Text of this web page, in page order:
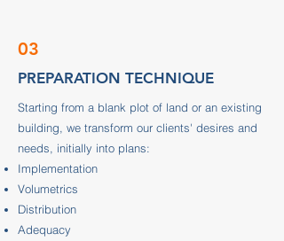
03
PREPARATION TECHNIQUE
Starting from a blank plot of land or an existing
building, we transform our clients' desires and
needs, initially into plans:
Implementation
Volumetrics
Distribution
Adequacy